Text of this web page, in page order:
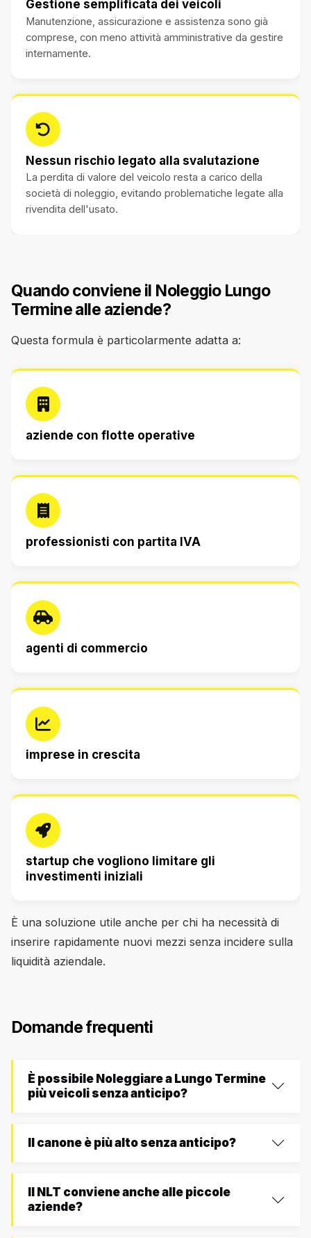
Gestione semplificata dei veicoli
Manutenzione, assicurazione e assistenza sono già
comprese, con meno attività amministrative da gestire
internamente.
Nessun rischio legato alla svalutazione
La perdita di valore del veicolo resta a carico della
società di noleggio, evitando problematiche legate alla
rivendita dell'usato.
Quando conviene il Noleggio Lungo
Termine alle aziende?
Questa formula è particolarmente adatta a:
aziende con flotte operative
professionisti con partita IVA
agenti di commercio
imprese in crescita
startup che vogliono limitare gli
investimenti iniziali
È una soluzione utile anche per chi ha necessità di
inserire rapidamente nuovi mezzi senza incidere sulla
liquidità aziendale.
Domande frequenti
È possibile Noleggiare a Lungo Termine
più veicoli senza anticipo?
Il canone è più alto senza anticipo?
Il NLT conviene anche alle piccole
aziende?